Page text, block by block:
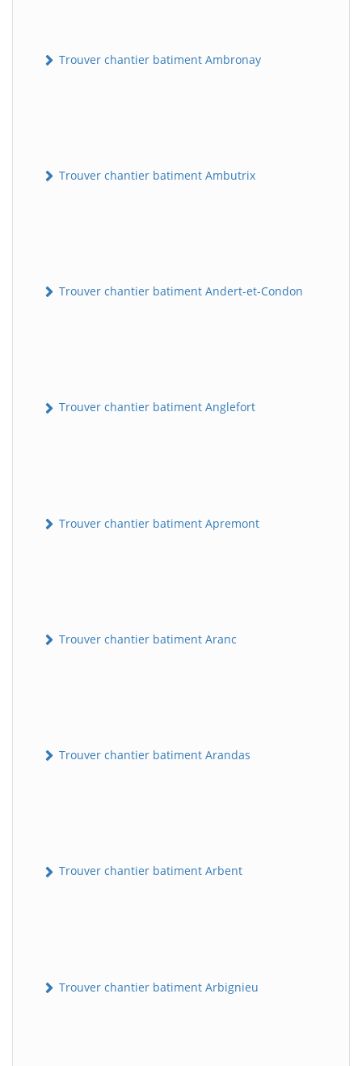
Trouver chantier batiment Ambronay
Trouver chantier batiment Ambutrix
Trouver chantier batiment Andert-et-Condon
Trouver chantier batiment Anglefort
Trouver chantier batiment Apremont
Trouver chantier batiment Aranc
Trouver chantier batiment Arandas
Trouver chantier batiment Arbent
Trouver chantier batiment Arbignieu